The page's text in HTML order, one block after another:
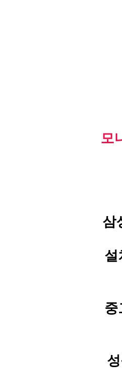
모
삼
설
중